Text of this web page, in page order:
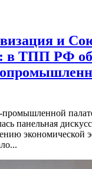
и
в ТПП РФ
панельная
экономической